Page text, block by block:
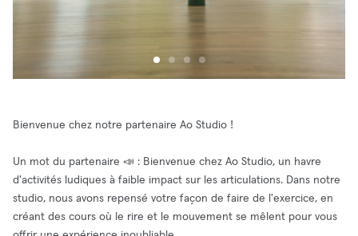
Bienvenue chez notre partenaire Ao Studio !
Un mot du partenaire 📣 : Bienvenue chez Ao Studio, un havre
d'activités ludiques à faible impact sur les articulations. Dans notre
studio, nous avons repensé votre façon de faire de l'exercice, en
créant des cours où le rire et le mouvement se mêlent pour vous